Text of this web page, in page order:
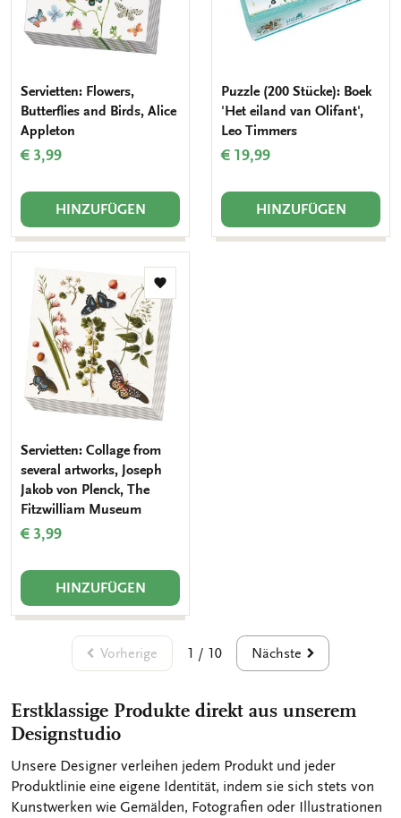
Servietten: Flowers,
Butterflies and Birds, Alice
Appleton
€ 3,99
HINZUFÜGEN
Puzzle (200 Stücke): Boek
'Het eiland van Olifant',
Leo Timmers
€ 19,99
HINZUFÜGEN
Zur
Wunschliste
hinzufügen
Servietten: Collage from
several artworks, Joseph
Jakob von Plenck, The
Fitzwilliam Museum
€ 3,99
HINZUFÜGEN
Vorherige 1 / 10 Nächste
Erstklassige Produkte direkt aus unserem
Designstudio
Unsere Designer verleihen jedem Produkt und jeder
Produktlinie eine eigene Identität, indem sie sich stets von
Kunstwerken wie Gemälden, Fotografien oder Illustrationen